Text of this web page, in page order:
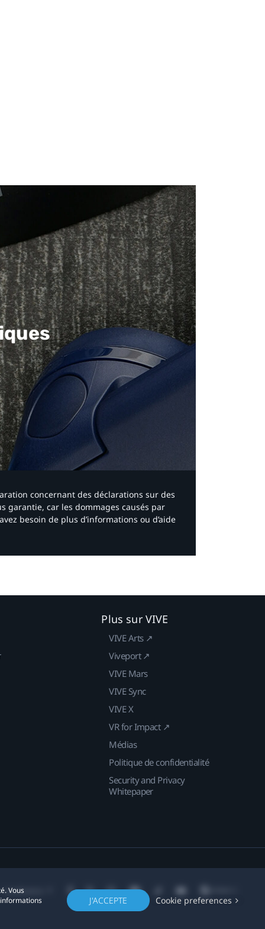
concernant des déclarations sur des
garantie, car les dommages causés par
besoin de plus d’informations ou d’aide
Vous
J'ACCEPTE Cookie preferences
Plus sur VIVE
VIVE Arts ↗
Viveport ↗
VIVE Mars
VIVE Sync
VIVE X
VR for Impact ↗
Médias
Politique de confidentialité
Security and Privacy
Whitepaper
Localisation